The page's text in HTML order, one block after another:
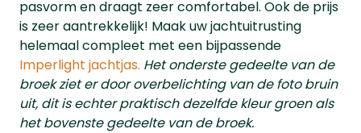
pasvorm en draagt zeer comfortabel. Ook de prijs
is zeer aantrekkelijk! Maak uw jachtuitrusting
helemaal compleet met een bijpassende
Imperlight jachtjas. Het onderste gedeelte van de
broek ziet er door overbelichting van de foto bruin
uit, dit is echter praktisch dezelfde kleur groen als
het bovenste gedeelte van de broek.